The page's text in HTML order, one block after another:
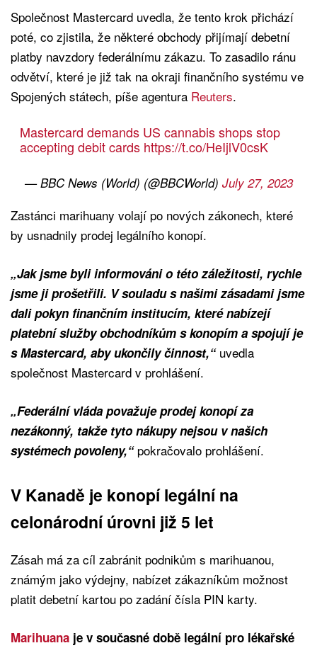
Společnost Mastercard uvedla, že tento krok přichází
poté, co zjistila, že některé obchody přijímají debetní
platby navzdory federálnímu zákazu. To zasadilo ránu
odvětví, které je již tak na okraji finančního systému ve
Spojených státech, píše agentura Reuters.
Mastercard demands US cannabis shops stop
accepting debit cards https://t.co/HeIjlV0csK
— BBC News (World) (@BBCWorld) July 27, 2023
Zastánci marihuany volají po nových zákonech, které
by usnadnily prodej legálního konopí.
„Jak jsme byli informováni o této záležitosti, rychle
jsme ji prošetřili. V souladu s našimi zásadami jsme
dali pokyn finančním institucím, které nabízejí
platební služby obchodníkům s konopím a spojují je
s Mastercard, aby ukončily činnost,“uvedla
společnost Mastercard v prohlášení.
„Federální vláda považuje prodej konopí za
nezákonný, takže tyto nákupy nejsou v našich
systémech povoleny,“pokračovalo prohlášení.
V Kanadě je konopí legální na
celonárodní úrovni již 5 let
Zásah má za cíl zabránit podnikům s marihuanou,
známým jako výdejny, nabízet zákazníkům možnost
platit debetní kartou po zadání čísla PIN karty.
Marihuana je v současné době legální pro lékařské